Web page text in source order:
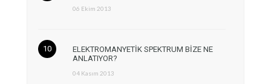
06 Ekim 2013
ELEKTROMANYETİK SPEKTRUM BİZE NE
ANLATIYOR?
04 Kasım 2013